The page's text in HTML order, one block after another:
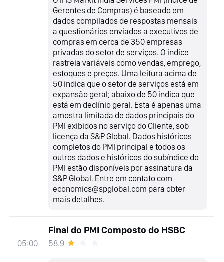
Gerentes de Compras) é baseado em
dados compilados de respostas mensais
a questionários enviados a executivos de
compras em cerca de 350 empresas
privadas do setor de serviços. O índice
rastreia variáveis como vendas, emprego,
estoques e preços. Uma leitura acima de
50 indica que o setor de serviços está em
expansão geral; abaixo de 50 indica que
está em declínio geral. Esta é apenas uma
amostra limitada de dados principais do
PMI exibidos no serviço do Cliente, sob
licença da S&P Global. Dados históricos
completos do PMI principal e todos os
outros dados e históricos do subíndice do
PMI estão disponíveis por assinatura da
S&P Global. Entre em contato com
economics@spglobal.com para obter
mais detalhes.
05:00
Final do PMI Composto do HSBC
58.9